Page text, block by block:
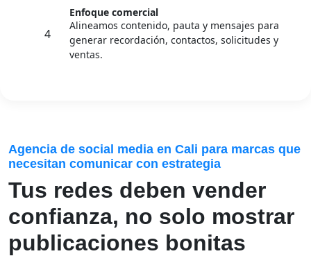
4
Enfoque comercial
Alineamos contenido, pauta y mensajes para
generar recordación, contactos, solicitudes y
ventas.
Agencia de social media en Cali para marcas que
necesitan comunicar con estrategia
Tus redes deben vender
confianza, no solo mostrar
publicaciones bonitas